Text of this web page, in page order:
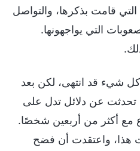
قامت بذكرها، والتواصل
التي يواجهونها.
شيء قد انتهى، لكن بعد
تحدثت عن دلائل تدل على
مع أكثر من أربعين شخصًا.
واعتقدت أن فضح